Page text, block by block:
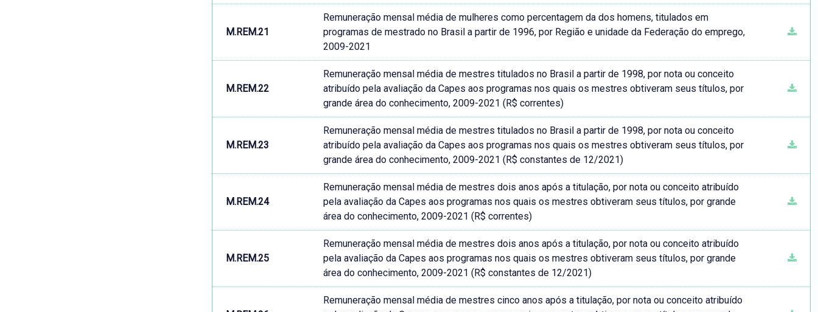
M.REM.21
Remuneração mensal média de mulheres como percentagem da dos homens, titulados em
programas de mestrado no Brasil a partir de 1996, por Região e unidade da Federação do emprego,
2009-2021
M.REM.22
Remuneração mensal média de mestres titulados no Brasil a partir de 1998, por nota ou conceito
atribuído pela avaliação da Capes aos programas nos quais os mestres obtiveram seus títulos, por
grande área do conhecimento, 2009-2021 (R$ correntes)
M.REM.23
Remuneração mensal média de mestres titulados no Brasil a partir de 1998, por nota ou conceito
atribuído pela avaliação da Capes aos programas nos quais os mestres obtiveram seus títulos, por
grande área do conhecimento, 2009-2021 (R$ constantes de 12/2021)
M.REM.24
Remuneração mensal média de mestres dois anos após a titulação, por nota ou conceito atribuído
pela avaliação da Capes aos programas nos quais os mestres obtiveram seus títulos, por grande
área do conhecimento, 2009-2021 (R$ correntes)
M.REM.25
Remuneração mensal média de mestres dois anos após a titulação, por nota ou conceito atribuído
pela avaliação da Capes aos programas nos quais os mestres obtiveram seus títulos, por grande
área do conhecimento, 2009-2021 (R$ constantes de 12/2021)
Remuneração mensal média de mestres cinco anos após a titulação, por nota ou conceito atribuído